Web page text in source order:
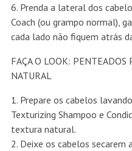
6. Prenda a lateral dos
Coach (ou grampo normal),
cada lado não fiquem atrás
FAÇA O LOOK: PENTEADOS
NATURAL
1. Prepare os cabelos
Texturizing Shampoo e
textura natural.
2. Deixe os cabelos secarem